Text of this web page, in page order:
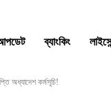
ব্যাংকিং
অধ্যাদেশ কর্মসূচি!